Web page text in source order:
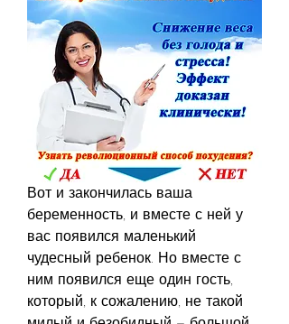
Вот и закончилась ваша
беременность, и вместе с ней у
вас появился маленький
чудесный ребенок. Но вместе с
ним появился еще один гость,
который, к сожалению, не такой